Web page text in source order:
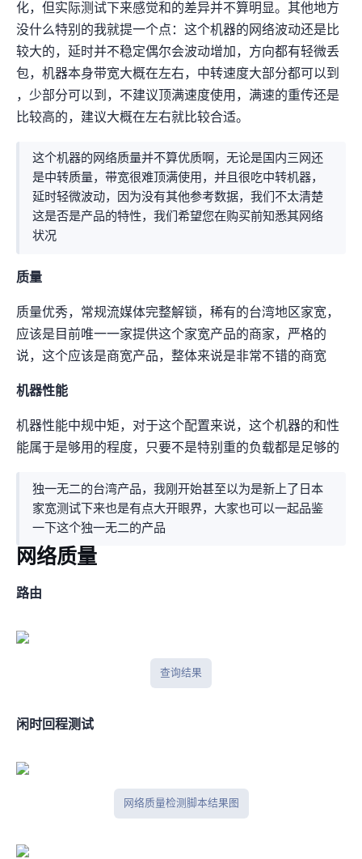
化，但实际测试下来感觉和 的差异并不算明显。其他地方
没什么特别的我就提一个点：这个机器的网络波动还是比
较大的，延时并不稳定(偶尔会波动增加40ms)，TW/JP方向都有轻微丢
包(1-2%)，机器本身带宽大概在2900Mbps左右，中转速度大部分都可以到
200Mbps，少部分可以到280Mbps，不建议顶满速度使用，满速的重传还是
比较高的，建议大概在180Mbps左右就比较合适。
这个机器的网络质量并不算优质啊，无论是国内三网还
是中转质量，带宽很难顶满使用，并且很吃中转机器，
延时轻微波动，因为没有其他参考数据，我们不太清楚
这是否是TW-Sonet产品的特性，我们希望您在购买前知悉其网络
状况
IP质量
IP质量优秀，常规流媒体完整解锁，稀有的台湾地区Sonet家宽，
应该是目前唯一一家提供这个家宽产品的商家，严格的
说，这个应该是商宽产品，整体来说是非常不错的商宽
机器性能
机器性能中规中矩，对于2C2G这个配置来说，这个机器的CPU和IO性
能属于是“够用”的程度，只要不是特别重的负载都是足够的
独一无二的台湾Sonet产品，我刚开始甚至以为是新上了日本
家宽…测试下来也是有点大开眼界，大家也可以一起品鉴
一下这个独一无二的产品
网络质量
BGP路由
BGPtools查询结果
闲时IPV4回程测试
网络质量检测脚本结果图